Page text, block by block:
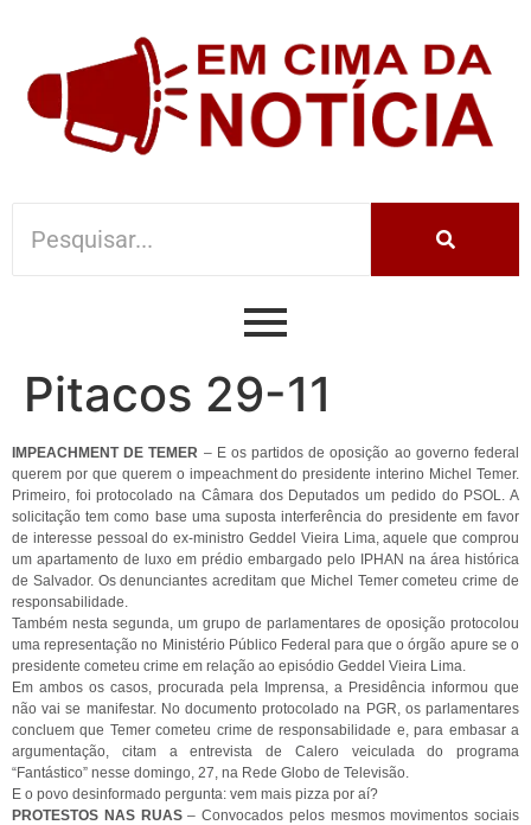
Pitacos 29-11
IMPEACHMENT DE TEMER – E os partidos de oposição ao governo federal
querem por que querem o impeachment do presidente interino Michel Temer.
Primeiro, foi protocolado na Câmara dos Deputados um pedido do PSOL. A
solicitação tem como base uma suposta interferência do presidente em favor
de interesse pessoal do ex-ministro Geddel Vieira Lima, aquele que comprou
um apartamento de luxo em prédio embargado pelo IPHAN na área histórica
de Salvador. Os denunciantes acreditam que Michel Temer cometeu crime de
responsabilidade.
Também nesta segunda, um grupo de parlamentares de oposição protocolou
uma representação no Ministério Público Federal para que o órgão apure se o
presidente cometeu crime em relação ao episódio Geddel Vieira Lima.
Em ambos os casos, procurada pela Imprensa, a Presidência informou que
não vai se manifestar. No documento protocolado na PGR, os parlamentares
concluem que Temer cometeu crime de responsabilidade e, para embasar a
argumentação, citam a entrevista de Calero veiculada do programa
“Fantástico” nesse domingo, 27, na Rede Globo de Televisão.
E o povo desinformado pergunta: vem mais pizza por aí?
PROTESTOS NAS RUAS– Convocados pelos mesmos movimentos sociais